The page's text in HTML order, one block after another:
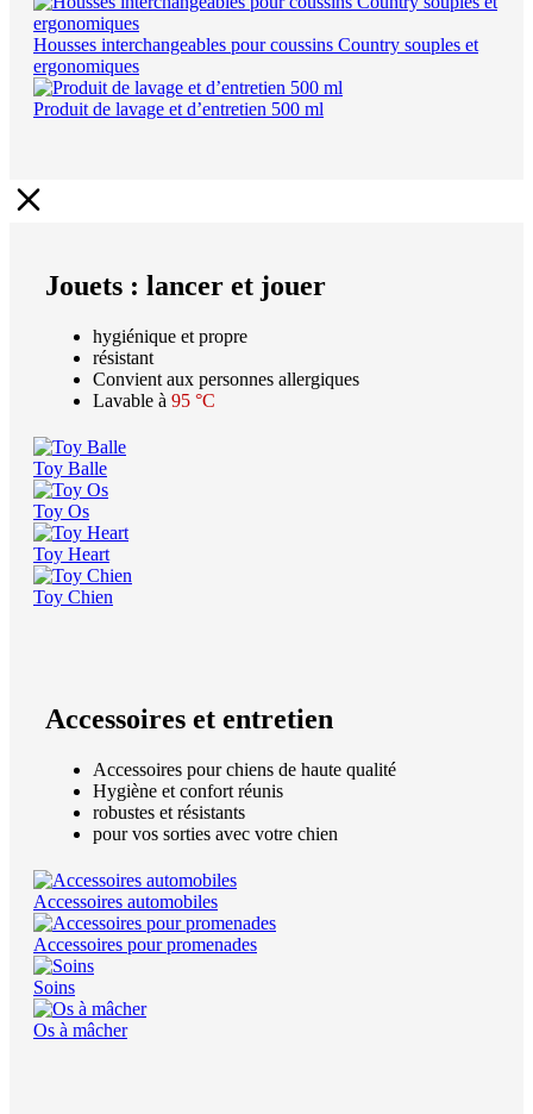
Housses interchangeables pour coussins Country souples et
ergonomiques
Produit de lavage et d’entretien 500 ml
Jouets : lancer et jouer
hygiénique et propre
résistant
Convient aux personnes allergiques
Lavable à 95 °C
Toy Balle
Toy Os
Toy Heart
Toy Chien
Accessoires et entretien
Accessoires pour chiens de haute qualité
Hygiène et confort réunis
robustes et résistants
pour vos sorties avec votre chien
Accessoires automobiles
Accessoires pour promenades
Soins
Os à mâcher